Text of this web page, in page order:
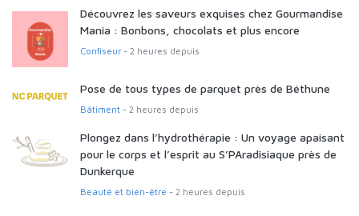
Découvrez les saveurs exquises chez Gourmandise
Mania : Bonbons, chocolats et plus encore
Confiseur- 2 heures depuis
Pose de tous types de parquet près de Béthune
Bâtiment- 2 heures depuis
Plongez dans l’hydrothérapie : Un voyage apaisant
pour le corps et l’esprit au S’PAradisiaque près de
Dunkerque
Beauté et bien-être - 2 heures depuis